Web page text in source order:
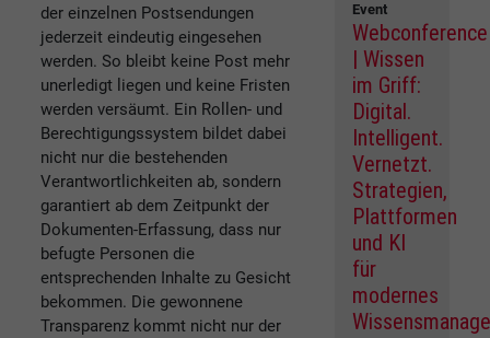
der einzelnen Postsendungen
jederzeit eindeutig eingesehen
werden. So bleibt keine Post mehr
unerledigt liegen und keine Fristen
werden versäumt. Ein Rollen- und
Berechtigungssystem bildet dabei
nicht nur die bestehenden
Verantwortlichkeiten ab, sondern
garantiert ab dem Zeitpunkt der
Dokumenten-Erfassung, dass nur
befugte Personen die
entsprechenden Inhalte zu Gesicht
bekommen. Die gewonnene
Transparenz kommt nicht nur der
Event
Webconference
| Wissen
im Griff:
Digital.
Intelligent.
Vernetzt.
Strategien,
Plattformen
und KI
für
modernes